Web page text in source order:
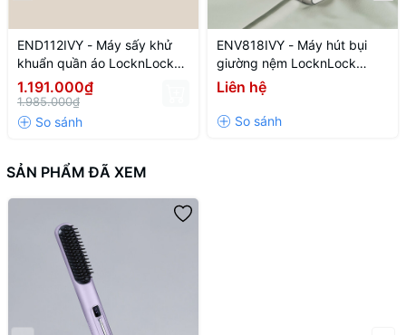
END112IVY - Máy sấy khử
khuẩn quần áo LocknLock
Cloth sterilizer dryer 220V~,
50HZ, 600W - Màu ngà
1.191.000₫
1.985.000₫
ENV818IVY - Máy hút bụi
giường nệm LocknLock
Mattress vacuum cleaner
220V~, 50Hz, 300W, 0.5L -
Màu ngà
Liên hệ
SẢN PHẨM ĐÃ XEM